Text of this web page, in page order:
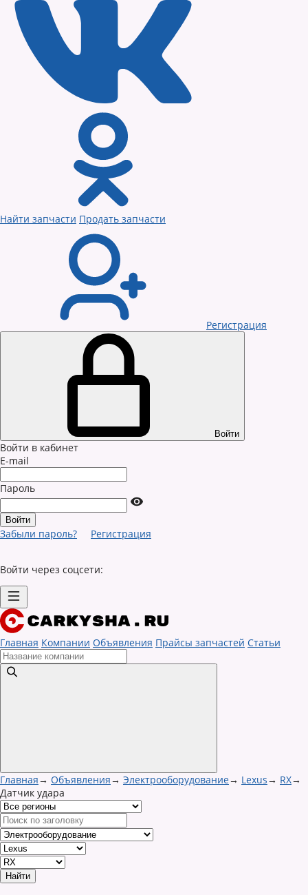
Найти запчасти Продать запчасти
Регистрация
Войти
Войти в кабинет
E-mail
Пароль
Забыли пароль? Регистрация
Войти через соцсети:
Главная Компании Объявления Прайсы запчастей Статьи
Главная→ Объявления→ Электрооборудование→ Lexus→ RX→
Датчик удара